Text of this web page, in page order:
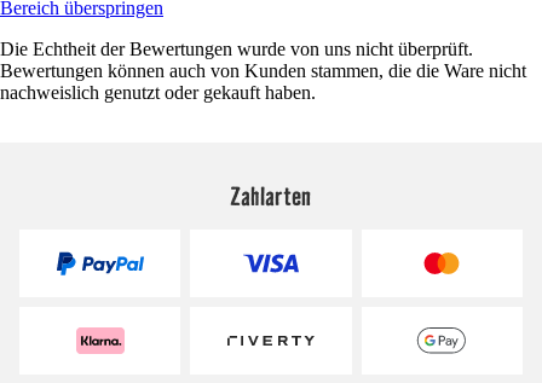
Bereich überspringen
Die Echtheit der Bewertungen wurde von uns nicht überprüft.
Bewertungen können auch von Kunden stammen, die die Ware nicht
nachweislich genutzt oder gekauft haben.
Zahlarten